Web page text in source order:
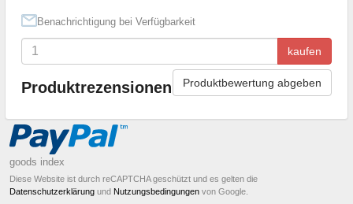
Benachrichtigung bei Verfügbarkeit
kaufen
Produktrezensionen Produktbewertung abgeben
goods index
Diese Website ist durch reCAPTCHA geschützt und es gelten die
Datenschutzerklärung und Nutzungsbedingungen von Google.